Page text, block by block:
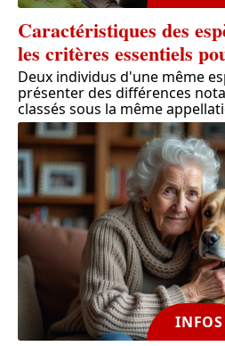
Caractéristiques des
les critères essentiels
Deux individus d'une même
présenter des différences
classés sous la même
INFOS